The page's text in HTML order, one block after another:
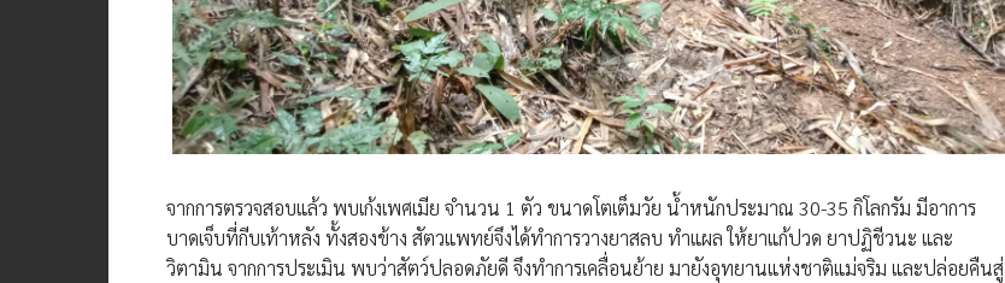
จากการตรวจสอบแล้ว พบเก้งเพศเมีย จำนวน​ 1​ ตัว​ ขนาดโตเต็มวัย น้ำหนักประมาณ 30-35 กิโลกรัม มีอาการ
บาดเจ็บที่กีบเท้าหลัง ทั้งสองข้าง สัตวแพทย์จึงได้ทำการวางยาสลบ ทำแผล ให้ยาแก้ปวด ยาปฏิชีวนะ และ
วิตามิน จากการประเมิน พบว่าสัตว์ปลอดภัยดี จึงทำการเคลื่อนย้าย มายังอุทยานแห่งชาติแม่จริม และปล่อยคืนสู่